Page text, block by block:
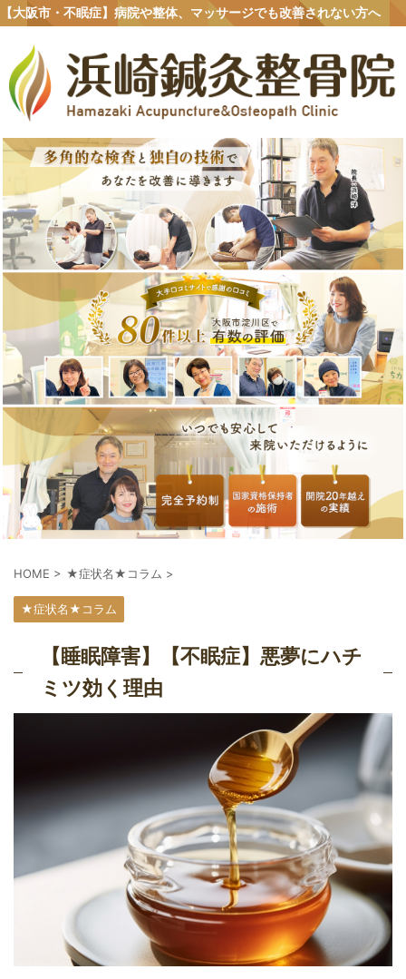
【大阪市・不眠症】病院や整体、マッサージでも改善されない方へ
HOME > ★症状名★コラム >
★症状名★コラム
【睡眠障害】【不眠症】悪夢にハチ
ミツ効く理由